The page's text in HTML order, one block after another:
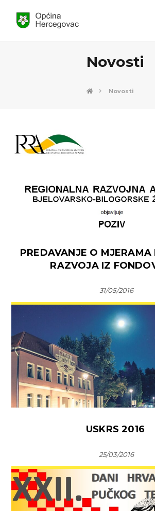
Novosti
Novosti
PREDAVANJE O MJERAMA
RAZVOJA IZ
31/05/2016
USKRS 2016
25/03/2016